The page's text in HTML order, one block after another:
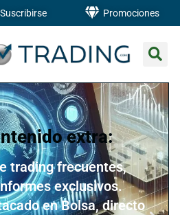
Suscribirse Promociones
extra:
trading frecuentes,
exclusivos.
en Bolsa, directo